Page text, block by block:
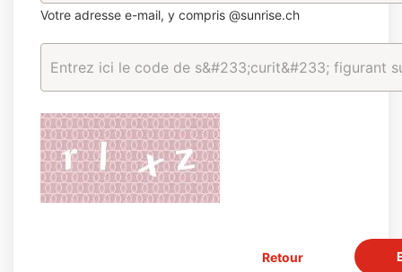
Votre adresse e-mail, y compris @sunrise.ch
Retour